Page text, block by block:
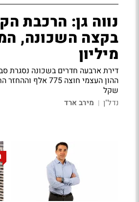
נווה גן: הרכבת
מיליון
שקל
נדל"ן | מירב ארד